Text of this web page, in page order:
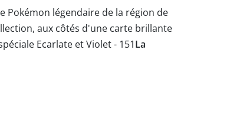
Pokémon légendaire de la région de
aux côtés d'une carte brillante
Ecarlate et Violet - 151La